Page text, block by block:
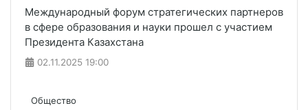
Международный форум стратегических партнеров
в сфере образования и науки прошел с участием
Президента Казахстана
02.11.2025 19:00
Общество